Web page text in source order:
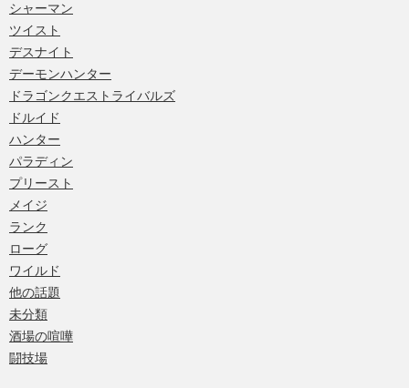
シャーマン
ツイスト
デスナイト
デーモンハンター
ドラゴンクエストライバルズ
ドルイド
ハンター
パラディン
プリースト
メイジ
ランク
ローグ
ワイルド
他の話題
未分類
酒場の喧嘩
闘技場